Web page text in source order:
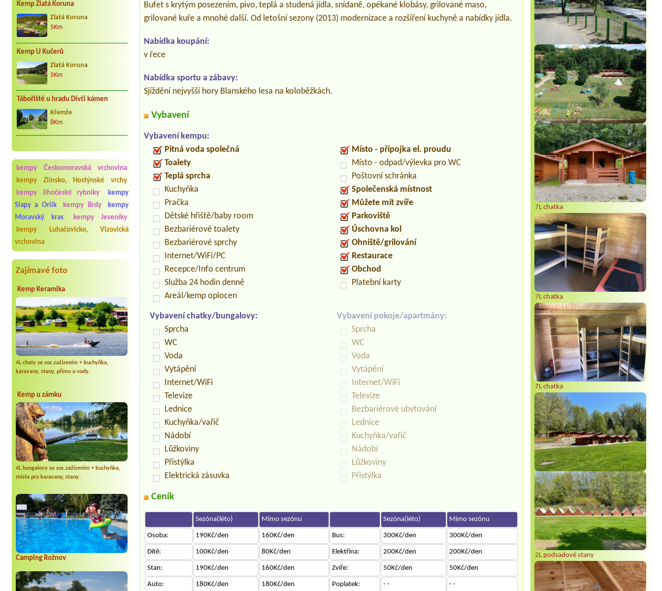
Kemp Zlatá Koruna
Zlatá Koruna
5Km
Kemp U Kučerů
Zlatá Koruna
5Km
Tábořiště u hradu Dívčí kámen
Křemže
8Km
kempy Českomoravská vrchovina
kempy Zlínsko, Hostýnské vrchy
kempy Jihočeské rybníky
kempy
Slapy a Orlík
kempy Brdy
kempy
Moravský kras
kempy Jeseníky
kempy Luhačovicko, Vizovická
vrchovina
Zajímavé foto
Kemp Keramika
4L chaty se soc.zažízením + kuchyňka,
karavany, stany, přímo u vody..
Kemp u zámku
4L bungalovy se soc.zažízením + kuchyňka,
místa pro karavany, stany..
Camping Rožnov
7L chatka
7L chatka
7L chatka
2L podsadové stany
Bufet s krytým posezením, pivo, teplá a studená jídla, snídaně, opékané klobásy, grilované maso,
grilované kuře a mnohé další. Od letošní sezony (2013) modernizace a rozšíření kuchyně a nabídky jídla.
Nabídka koupání:
v řece
Nabídka sportu a zábavy:
Sjíždění nejvyšší hory Blanského lesa na koloběžkách.
Vybavení
Vybavení kempu:
Pitná voda společná
Toalety
Teplá sprcha
Kuchyňka
Pračka
Dětské hřiště/baby room
Bezbariérové toalety
Bezbariérové sprchy
Internet/WiFi/PC
Recepce/Info centrum
Služba 24 hodin denně
Areál/kemp oplocen
Místo - přípojka el. proudu
Místo - odpad/výlevka pro WC
Poštovní schránka
Společenská místnost
Můžete mít zvíře
Parkoviště
Úschovna kol
Ohniště/grilování
Restaurace
Obchod
Platební karty
Vybavení chatky/bungalovy:
Sprcha
WC
Voda
Vytápění
Internet/WiFi
Televize
Lednice
Kuchyňka/vařič
Nádobí
Lůžkoviny
Přistýlka
Elektrická zásuvka
Vybavení pokoje/apartmány:
Sprcha
WC
Voda
Vytápění
Internet/WiFi
Televize
Bezbariérové ubytování
Lednice
Kuchyňka/vařič
Nádobí
Lůžkoviny
Přistýlka
Ceník
Sezóna(léto) Mimo sezónu Sezóna(léto) Mimo sezónu
Osoba: 190Kč/den 160Kč/den Bus: 300Kč/den 300Kč/den
Dítě: 100Kč/den 80Kč/den Elektřina: 200Kč/den 200Kč/den
Stan: 190Kč/den 160Kč/den Zvíře: 50Kč/den 50Kč/den
Auto: 180Kč/den 180Kč/den Poplatek: - - - -